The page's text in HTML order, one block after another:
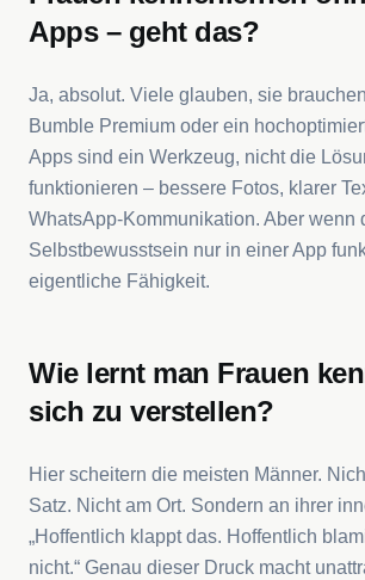
Apps – geht das?
Ja, absolut. Viele glauben, sie
Bumble Premium oder ein
Apps sind ein Werkzeug, nicht die
funktionieren – bessere Fotos, klarer
WhatsApp-Kommunikation. Aber wenn
Selbstbewusstsein nur in einer App
eigentliche Fähigkeit.
Wie lernt man Frauen
sich zu verstellen?
Hier scheitern die meisten Männer.
Satz. Nicht am Ort. Sondern an ihrer
„Hoffentlich klappt das. Hoffentlich
nicht.“ Genau dieser Druck macht